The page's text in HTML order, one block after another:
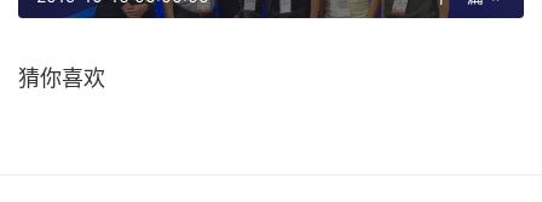
猜你喜欢